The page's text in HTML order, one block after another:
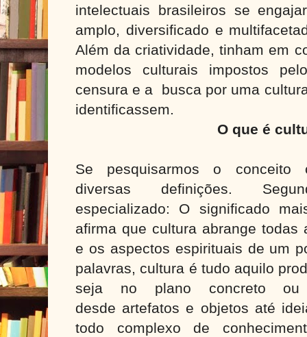
intelectuais brasileiros se
amplo, diversificado e
Além da criatividade, tinham em
modelos culturais impostos
censura e a busca por uma
identificassem.
O que é
Se pesquisarmos o conceito
diversas definições.
especializado: O significado
afirma que cultura abrange todas
e os aspectos espirituais de um
palavras, cultura é tudo aquilo
seja no plano concreto ou
desde artefatos e objetos até
todo complexo de